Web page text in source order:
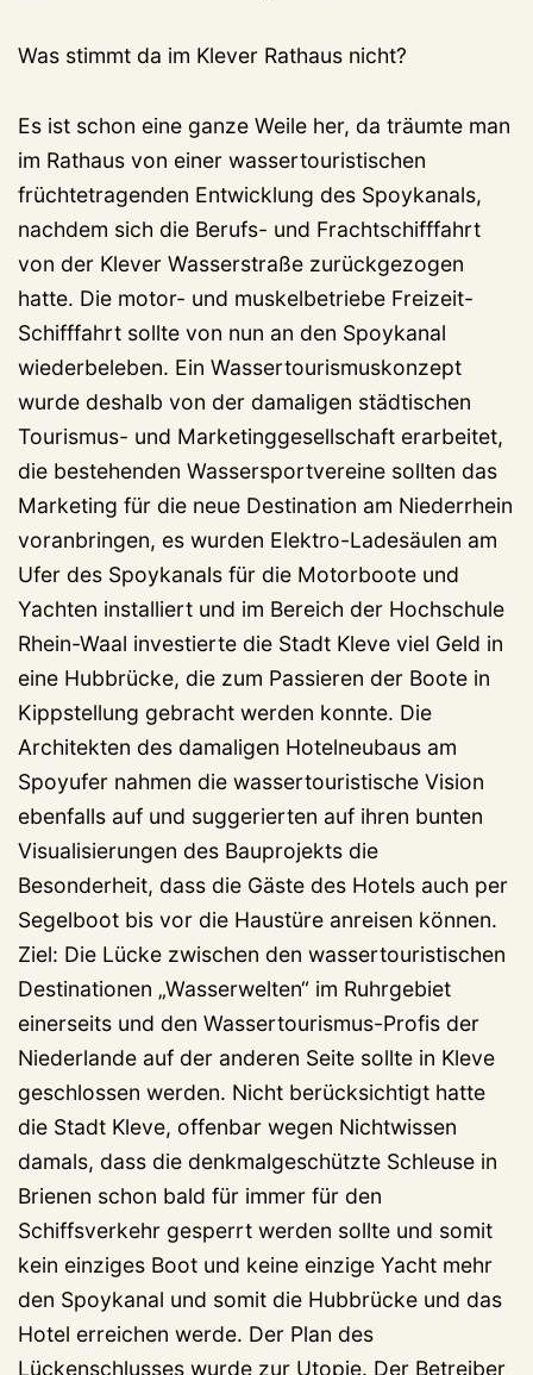
Was stimmt da im Klever Rathaus nicht?
Es ist schon eine ganze Weile her, da träumte man
im Rathaus von einer wassertouristischen
früchtetragenden Entwicklung des Spoykanals,
nachdem sich die Berufs- und Frachtschifffahrt
von der Klever Wasserstraße zurückgezogen
hatte. Die motor- und muskelbetriebe Freizeit-
Schifffahrt sollte von nun an den Spoykanal
wiederbeleben. Ein Wassertourismuskonzept
wurde deshalb von der damaligen städtischen
Tourismus- und Marketinggesellschaft erarbeitet,
die bestehenden Wassersportvereine sollten das
Marketing für die neue Destination am Niederrhein
voranbringen, es wurden Elektro-Ladesäulen am
Ufer des Spoykanals für die Motorboote und
Yachten installiert und im Bereich der Hochschule
Rhein-Waal investierte die Stadt Kleve viel Geld in
eine Hubbrücke, die zum Passieren der Boote in
Kippstellung gebracht werden konnte. Die
Architekten des damaligen Hotelneubaus am
Spoyufer nahmen die wassertouristische Vision
ebenfalls auf und suggerierten auf ihren bunten
Visualisierungen des Bauprojekts die
Besonderheit, dass die Gäste des Hotels auch per
Segelboot bis vor die Haustüre anreisen können.
Ziel: Die Lücke zwischen den wassertouristischen
Destinationen „Wasserwelten“ im Ruhrgebiet
einerseits und den Wassertourismus-Profis der
Niederlande auf der anderen Seite sollte in Kleve
geschlossen werden. Nicht berücksichtigt hatte
die Stadt Kleve, offenbar wegen Nichtwissen
damals, dass die denkmalgeschützte Schleuse in
Brienen schon bald für immer für den
Schiffsverkehr gesperrt werden sollte und somit
kein einziges Boot und keine einzige Yacht mehr
den Spoykanal und somit die Hubbrücke und das
Hotel erreichen werde. Der Plan des
Lückenschlusses wurde zur Utopie. Der Betreiber